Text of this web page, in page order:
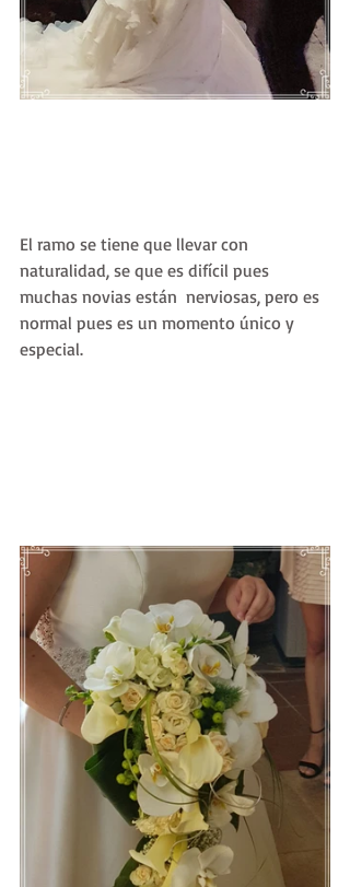
El ramo se tiene que llevar con
naturalidad, se que es difícil pues
muchas novias están  nerviosas, pero es
normal pues es un momento único y
especial.